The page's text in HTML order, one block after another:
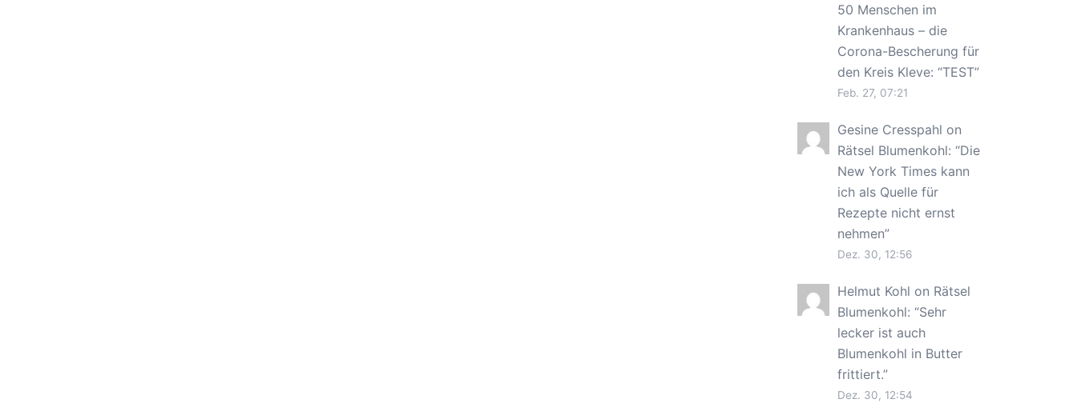
50 Menschen im
Krankenhaus – die
Corona-Bescherung für
den Kreis Kleve: “TEST”
Feb. 27, 07:21
Gesine Cresspahl on
Rätsel Blumenkohl: “Die
New York Times kann
ich als Quelle für
Rezepte nicht ernst
nehmen”
Dez. 30, 12:56
Helmut Kohl on Rätsel
Blumenkohl: “Sehr
lecker ist auch
Blumenkohl in Butter
frittiert.”
Dez. 30, 12:54